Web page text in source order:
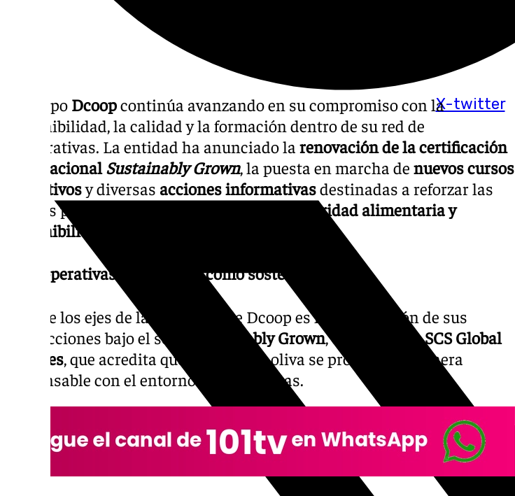
X-twitter
El Grupo Dcoopcontinúa avanzando en su compromiso con la
sostenibilidad, la calidad y la formación dentro de su red de
cooperativas. La entidad ha anunciado la renovación de la certificación
internacional Sustainably Grown, la puesta en marcha de nuevos cursos
formativosy diversas acciones informativasdestinadas a reforzar las
buenas prácticas en materia de
calidad, seguridad alimentaria y
sostenibilidad
26 cooperativas certificadas como sostenibles
Uno de los ejes de la estrategia de Dcoop es la certificación de sus
producciones bajo el sello
Sustainably Grown, otorgado porSCS Global
Services, que acredita que el aceite de oliva se produce de manera
responsable con el entorno y las personas.